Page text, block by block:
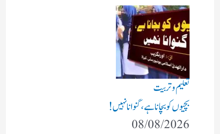
تعلیم و تربیت
بچیوں کو بچانا ہے، گنوانا نہیں!
08/08/2026